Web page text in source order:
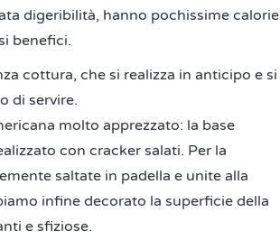
digeribilità, hanno pochissime calorie
benefici.
cottura, che si realizza in anticipo e si
di servire.
molto apprezzato: la base
con cracker salati. Per la
saltate in padella e unite alla
infine decorato la superficie della
e sfiziose.